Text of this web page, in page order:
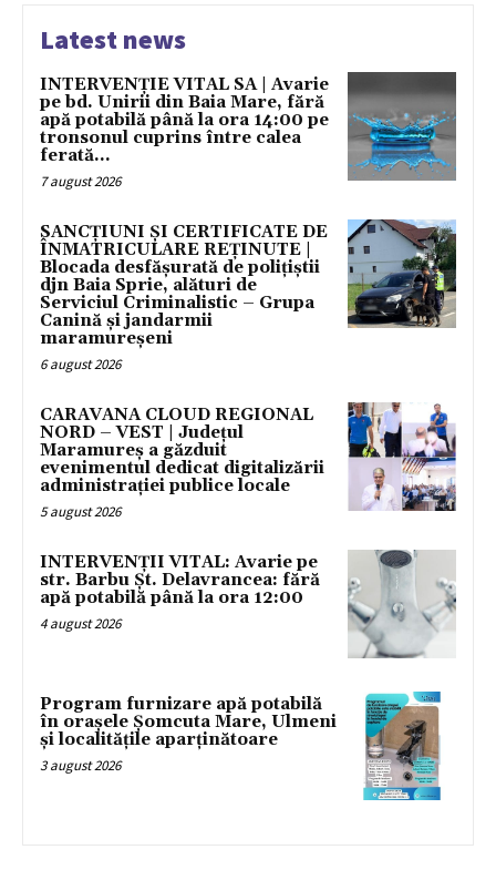
Latest news
INTERVENȚIE VITAL SA | Avarie
pe bd. Unirii din Baia Mare, fără
apă potabilă până la ora 14:00 pe
tronsonul cuprins între calea
ferată...
7 august 2026
SANCȚIUNI ȘI CERTIFICATE DE
ÎNMATRICULARE REȚINUTE |
Blocada desfășurată de polițiștii
djn Baia Sprie, alături de
Serviciul Criminalistic – Grupa
Canină și jandarmii
maramureșeni
6 august 2026
CARAVANA CLOUD REGIONAL
NORD – VEST | Județul
Maramureș a găzduit
evenimentul dedicat digitalizării
administrației publice locale
5 august 2026
INTERVENȚII VITAL: Avarie pe
str. Barbu Șt. Delavrancea: fără
apă potabilă până la ora 12:00
4 august 2026
Program furnizare apă potabilă
în orașele Șomcuta Mare, Ulmeni
și localitățile aparținătoare
3 august 2026